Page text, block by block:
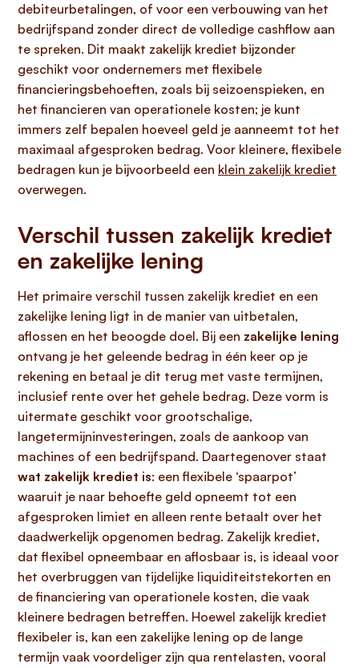
debiteurbetalingen, of voor een verbouwing van het
bedrijfspand zonder direct de volledige cashflow aan
te spreken. Dit maakt zakelijk krediet bijzonder
geschikt voor ondernemers met flexibele
financieringsbehoeften, zoals bij seizoenspieken, en
het financieren van operationele kosten; je kunt
immers zelf bepalen hoeveel geld je aanneemt tot het
maximaal afgesproken bedrag. Voor kleinere, flexibele
bedragen kun je bijvoorbeeld een klein zakelijk krediet
overwegen.
Verschil tussen zakelijk krediet
en zakelijke lening
Het primaire verschil tussen zakelijk krediet en een
zakelijke lening ligt in de manier van uitbetalen,
aflossen en het beoogde doel. Bij een zakelijke lening
ontvang je het geleende bedrag in één keer op je
rekening en betaal je dit terug met vaste termijnen,
inclusief rente over het gehele bedrag. Deze vorm is
uitermate geschikt voor grootschalige,
langetermijninvesteringen, zoals de aankoop van
machines of een bedrijfspand. Daartegenover staat
wat zakelijk krediet is: een flexibele ‘spaarpot’
waaruit je naar behoefte geld opneemt tot een
afgesproken limiet en alleen rente betaalt over het
daadwerkelijk opgenomen bedrag. Zakelijk krediet,
dat flexibel opneembaar en aflosbaar is, is ideaal voor
het overbruggen van tijdelijke liquiditeitstekorten en
de financiering van operationele kosten, die vaak
kleinere bedragen betreffen. Hoewel zakelijk krediet
flexibeler is, kan een zakelijke lening op de lange
termijn vaak voordeliger zijn qua rentelasten, vooral